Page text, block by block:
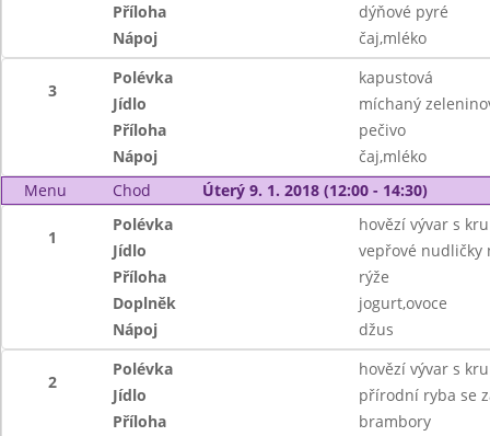
Příloha
dýňové pyré
Nápoj
čaj,mléko
3
Polévka
kapustová
Jídlo
míchaný
Příloha
pečivo
Nápoj
čaj,mléko
Menu
Chod Úterý 9. 1. 2018 (12:00 - 14:30)
1
Polévka
hovězí vývar s
Jídlo
vepřové nudličky
Příloha
rýže
Doplněk
jogurt,ovoce
Nápoj
džus
2
Polévka
hovězí vývar s
Jídlo
přírodní ryba se
Příloha
brambory